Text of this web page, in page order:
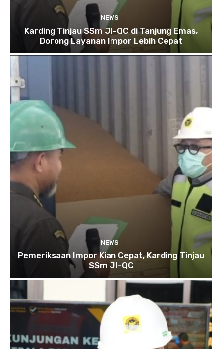
NEWS
Karding Tinjau SSm JI-QC di Tanjung Emas,
Dorong Layanan Impor Lebih Cepat
NEWS
Pemeriksaan Impor Kian Cepat, Karding Tinjau
SSm JI-QC